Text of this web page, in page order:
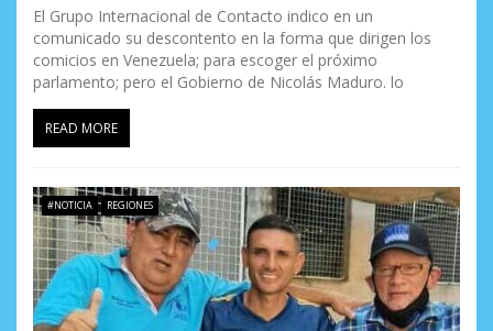
El Grupo Internacional de Contacto indico en un
comunicado su descontento en la forma que dirigen los
comicios en Venezuela; para escoger el próximo
parlamento; pero el Gobierno de Nicolás Maduro. lo
READ MORE
#NOTICIA REGIONES